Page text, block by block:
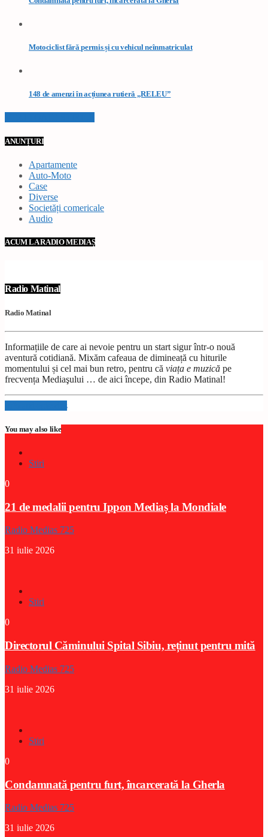
Motociclist fără permis și cu vehicul neînmatriculat
148 de amenzi în acțiunea rutieră „RELEU”
ANUNȚURI
Apartamente
Auto-Moto
Case
Diverse
Societăți comericale
Audio
ACUM LA RADIO MEDIAȘ
Radio Matinal
Radio Matinal
Informațiile de care ai nevoie pentru un start sigur într-o nouă
aventură cotidiană. Mixăm cafeaua de dimineață cu hiturile
momentului și cel mai bun retro, pentru că viața e muzică pe
frecvența Mediaşului … de aici începe, din Radio Matinal!
Info and episodes
You may also like
Stiri
0
21 de medalii pentru Ippon Mediaș la Mondiale
Radio Medias 725
31 iulie 2026
Stiri
0
Directorul Căminului Spital Sibiu, reținut pentru mită
Radio Medias 725
31 iulie 2026
Stiri
0
Condamnată pentru furt, încarcerată la Gherla
Radio Medias 725
31 iulie 2026